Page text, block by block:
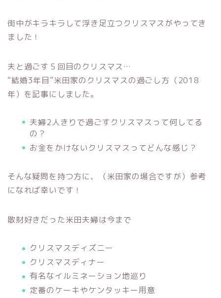
街中がキラキラして浮き足立つクリスマスがやってき
ました！
夫と過ごす５回目のクリスマス…
“結婚3年目”米田家のクリスマスの過ごし方（2018
年）を記事にしました。
夫婦2人きりで過ごすクリスマスって何してる
の？
お金をかけないクリスマスってどんな感じ？
そんな疑問を持つ方に、（米田家の場合ですが）参考
になれば幸いです！
散財好きだった米田夫婦は今まで
クリスマスディズニー
クリスマスディナー
有名なイルミネーション地巡り
定番のケーキやケンタッキー用意